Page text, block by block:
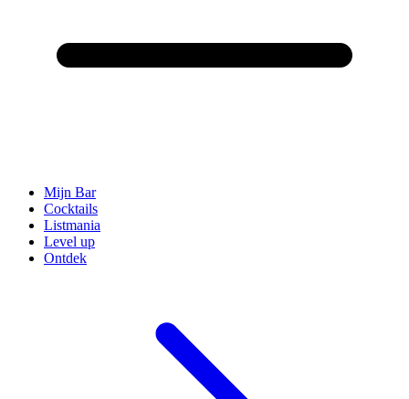
Mijn Bar
Cocktails
Listmania
Level up
Ontdek